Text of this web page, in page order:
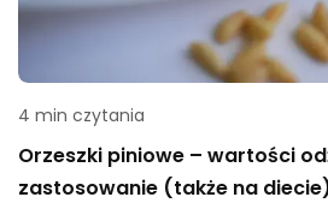
4 min czytania
Orzeszki piniowe – wartości
zastosowanie (także na